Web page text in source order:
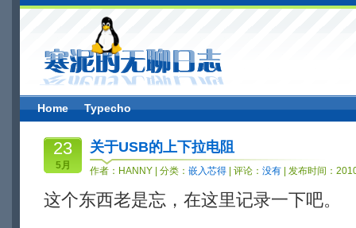
Home Typecho
23
5月
关于USB的上下拉电阻
作者： HANNY | 分类： 嵌入芯得 | 评论： 没有 | 发布时间：
这个东西老是忘，在这里记录一下吧。